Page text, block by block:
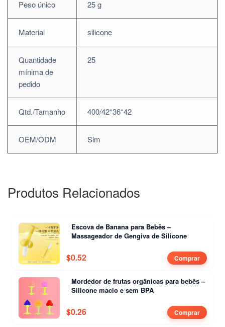
Peso único 25 g
Material silicone
Quantidade
mínima de
pedido
25
Qtd./Tamanho 400/42*36*42
OEM/ODM Sim
Produtos Relacionados
Escova de Banana para Bebês –
Massageador de Gengiva de Silicone
$0.52 Comprar
Mordedor de frutas orgânicas para bebês –
Silicone macio e sem BPA
$0.26 Comprar